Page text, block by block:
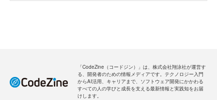
「CodeZine（コードジン）」は、株式会社翔泳社が運営す
る、開発者のための情報メディアです。テクノロジー入門
からAI活用、キャリアまで、ソフトウェア開発にかかわる
すべての人の学びと成長を支える最新情報と実践知をお届
けします。